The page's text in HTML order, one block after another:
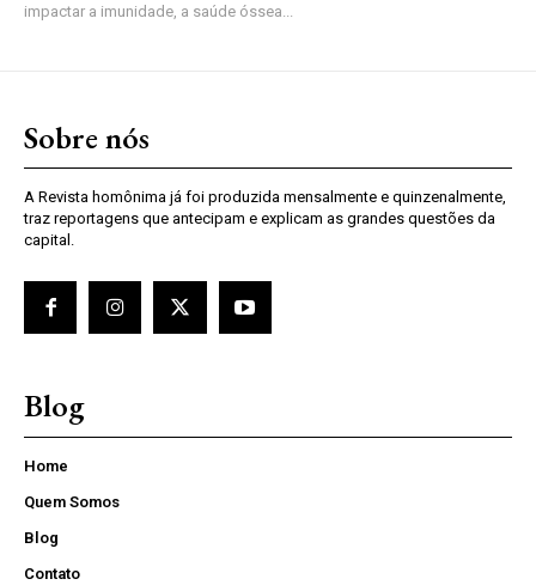
impactar a imunidade, a saúde óssea...
Sobre nós
A Revista homônima já foi produzida mensalmente e quinzenalmente,
traz reportagens que antecipam e explicam as grandes questões da
capital.
Blog
Home
Quem Somos
Blog
Contato